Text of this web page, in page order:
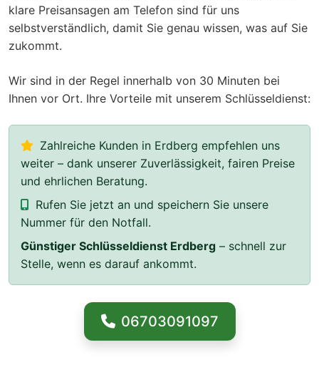
klare Preisansagen am Telefon sind für uns
selbstverständlich, damit Sie genau wissen, was auf Sie
zukommt.
Wir sind in der Regel innerhalb von 30 Minuten bei
Ihnen vor Ort. Ihre Vorteile mit unserem Schlüsseldienst:
Zahlreiche Kunden in Erdberg empfehlen uns
weiter – dank unserer Zuverlässigkeit, fairen Preise
und ehrlichen Beratung.
Rufen Sie jetzt an und speichern Sie unsere
Nummer für den Notfall.
Günstiger Schlüsseldienst Erdberg – schnell zur
Stelle, wenn es darauf ankommt.
06703091097